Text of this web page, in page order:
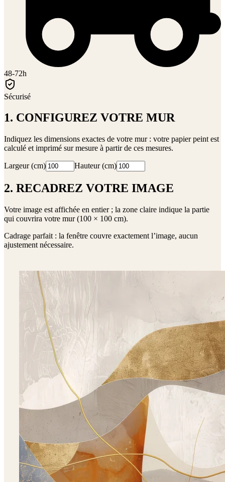
48-72h
Sécurisé
1. CONFIGUREZ VOTRE MUR
Indiquez les dimensions exactes de votre mur : votre papier peint est
calculé et imprimé sur mesure à partir de ces mesures.
Largeur (cm) Hauteur (cm)
2. RECADREZ VOTRE IMAGE
Votre image est affichée en entier ; la zone claire indique la partie
qui couvrira votre mur (100 × 100 cm).
Cadrage parfait : la fenêtre couvre exactement l’image, aucun
ajustement nécessaire.